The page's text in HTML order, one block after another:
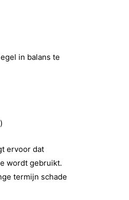
in balans te
ervoor dat
wordt gebruikt.
termijn schade